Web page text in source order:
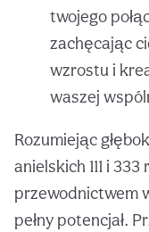
twojego
zachęcając
wzrostu i
waszej
Rozumiejąc
anielskich 111 i
przewodnictwem
pełny potencjał.